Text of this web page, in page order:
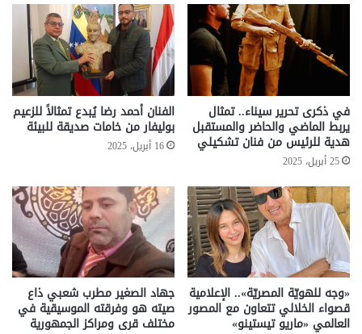
في ذكرى تحرير سيناء.. تمثال
يربط الماضي والحاضر والمستقبل
هدية للرئيس من فنان تشكيلي
25 أبريل، 2025
الفنان أحمد رضا يُبدع تمثالاً للزعيم
بوليفار من خامات صديقة للبيئة
16 أبريل، 2025
«وجه للهويّة المصريّة».. الإعلامية
قصواء الخلالي تتعاون مع المصور
العالمي «ماريو تيستينو»
جهاد الصغير مطرب شعبي ذاع
صيته هو وفرقته الموسيقية في
مختلف قرى ومراكز الجمهورية